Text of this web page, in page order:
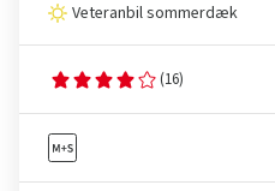
Veteranbil sommerdæk
(16)